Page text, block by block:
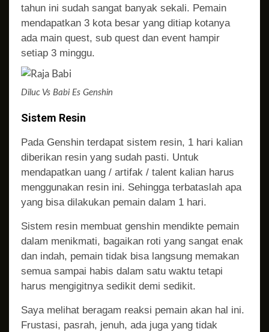
tahun ini sudah sangat banyak sekali. Pemain
mendapatkan 3 kota besar yang ditiap kotanya
ada main quest, sub quest dan event hampir
setiap 3 minggu.
Diluc Vs Babi Es Genshin
Sistem Resin
Pada Genshin terdapat sistem resin, 1 hari kalian
diberikan resin yang sudah pasti. Untuk
mendapatkan uang / artifak / talent kalian harus
menggunakan resin ini. Sehingga terbataslah apa
yang bisa dilakukan pemain dalam 1 hari.
Sistem resin membuat genshin mendikte pemain
dalam menikmati, bagaikan roti yang sangat enak
dan indah, pemain tidak bisa langsung memakan
semua sampai habis dalam satu waktu tetapi
harus mengigitnya sedikit demi sedikit.
Saya melihat beragam reaksi pemain akan hal ini.
Frustasi, pasrah, jenuh, ada juga yang tidak